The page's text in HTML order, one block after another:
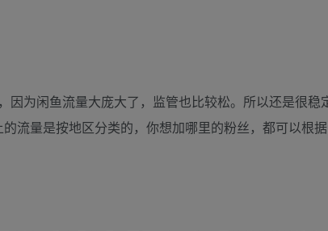
因为闲鱼流量大庞大了，监管也比较松。所以还是很稳
流量是按地区分类的，你想加哪里的粉丝，都可以根